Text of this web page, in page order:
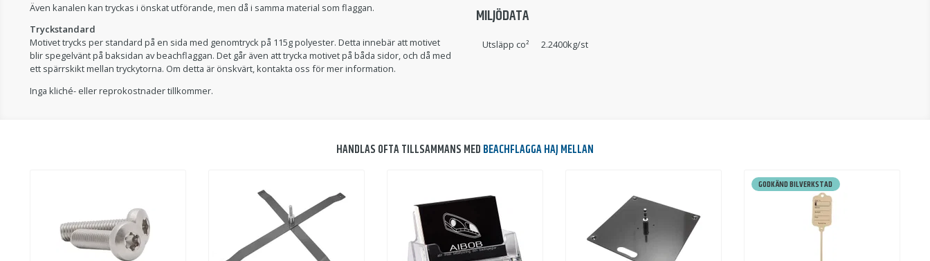
Även kanalen kan tryckas i önskat utförande, men då i samma material som flaggan.
Tryckstandard
Motivet trycks per standard på en sida med genomtryck på 115g polyester. Detta innebär att motivet
blir spegelvänt på baksidan av beachflaggan. Det går även att trycka motivet på båda sidor, och då med
ett spärrskikt mellan tryckytorna. Om detta är önskvärt, kontakta oss för mer information.
Inga kliché- eller reprokostnader tillkommer.
MILJÖDATA
Utsläpp co² 2.2400kg/st
HANDLAS OFTA TILLSAMMANS MED BEACHFLAGGA HAJ MELLAN
GODKÄND BILVERKSTAD